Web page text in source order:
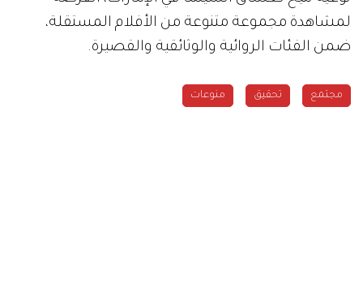
لمشاهدة مجموعة متنوعة من الأفلام المستقلة،
ضمن الفئات الروائية والوثائقية والقصيرة.
مجتمع تحقيق منوعات